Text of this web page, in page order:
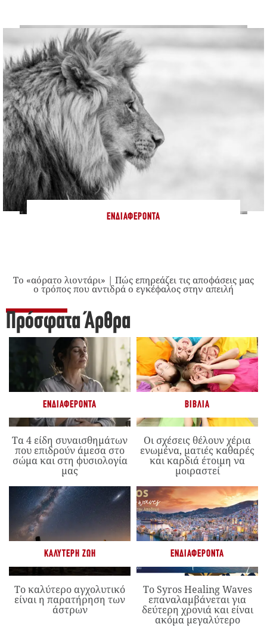
ΕΝΔΙΑΦΈΡΟΝΤΑ
Το «αόρατο λιοντάρι» | Πώς επηρεάζει τις αποφάσεις μας
ο τρόπος που αντιδρά ο εγκέφαλος στην απειλή
Πρόσφατα Άρθρα
ΕΝΔΙΑΦΈΡΟΝΤΑ
Τα 4 είδη συναισθημάτων
που επιδρούν άμεσα στο
σώμα και στη φυσιολογία
μας
ΒΙΒΛΊΑ
Οι σχέσεις θέλουν χέρια
ενωμένα, ματιές καθαρές
και καρδιά έτοιμη να
μοιραστεί
ΚΑΛΎΤΕΡΗ ΖΩΉ
Το καλύτερο αγχολυτικό
είναι η παρατήρηση των
άστρων
ΕΝΔΙΑΦΈΡΟΝΤΑ
Το Syros Healing Waves
επαναλαμβάνεται για
δεύτερη χρονιά και είναι
ακόμα μεγαλύτερο